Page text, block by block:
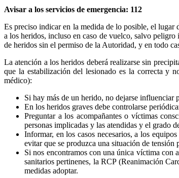
Avisar a los servicios de emergencia: 112
Es preciso indicar en la medida de lo posible, el
a los heridos, incluso en caso de vuelco, salvo
de heridos sin el permiso de la Autoridad, y en todo
La atención a los heridos deberá realizarse sin
que la estabilización del lesionado es la correcta y
médico):
Si hay más de un herido, no dejarse influenciar
En los heridos graves debe controlarse
Preguntar a los acompañantes o víctimas
personas implicadas y las atendidas y el grado
Informar, en los casos necesarios, a los
evitar que se produzca una situación de
Si nos encontramos con una única víctima con
sanitarios pertinenes, la RCP (Reanimación
medidas adoptar.